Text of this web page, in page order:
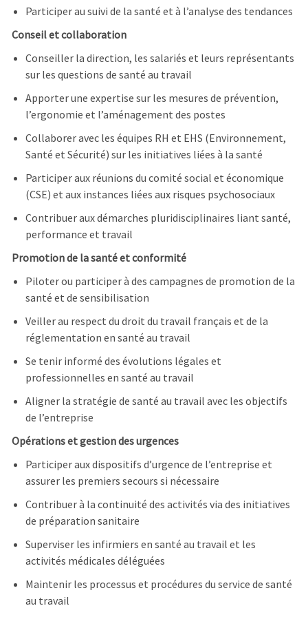
Participer au suivi de la santé et à l’analyse des tendances
Conseil et collaboration
Conseiller la direction, les salariés et leurs représentants
sur les questions de santé au travail
Apporter une expertise sur les mesures de prévention,
l’ergonomie et l’aménagement des postes
Collaborer avec les équipes RH et EHS (Environnement,
Santé et Sécurité) sur les initiatives liées à la santé
Participer aux réunions du comité social et économique
(CSE) et aux instances liées aux risques psychosociaux
Contribuer aux démarches pluridisciplinaires liant santé,
performance et travail
Promotion de la santé et conformité
Piloter ou participer à des campagnes de promotion de la
santé et de sensibilisation
Veiller au respect du droit du travail français et de la
réglementation en santé au travail
Se tenir informé des évolutions légales et
professionnelles en santé au travail
Aligner la stratégie de santé au travail avec les objectifs
de l’entreprise
Opérations et gestion des urgences
Participer aux dispositifs d’urgence de l’entreprise et
assurer les premiers secours si nécessaire
Contribuer à la continuité des activités via des initiatives
de préparation sanitaire
Superviser les infirmiers en santé au travail et les
activités médicales déléguées
Maintenir les processus et procédures du service de santé
au travail